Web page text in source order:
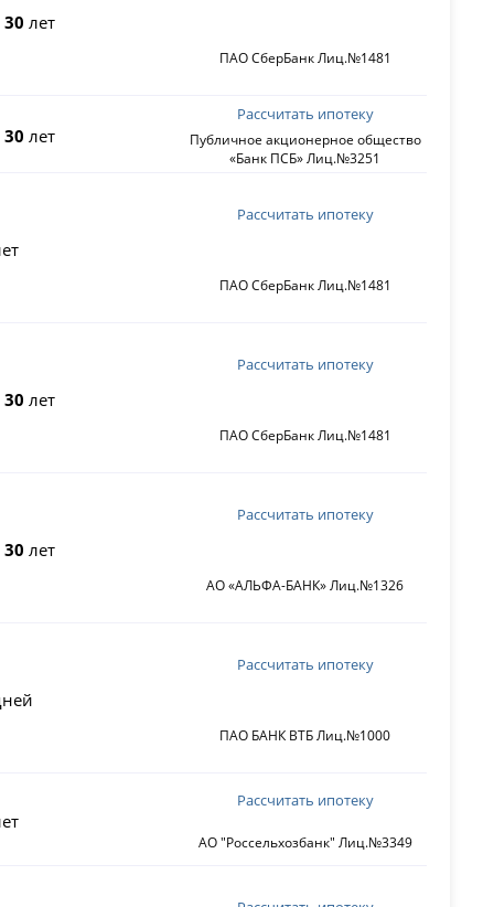
30 лет
ПАО СберБанк Лиц.№1481
30 лет
Публичное акционерное общество
«Банк ПСБ» Лиц.№3251
Рассчитать ипотеку
ПАО СберБанк Лиц.№1481
Рассчитать ипотеку
30 лет
ПАО СберБанк Лиц.№1481
Рассчитать ипотеку
30 лет
АО «АЛЬФА-БАНК» Лиц.№1326
Рассчитать ипотеку
ПАО БАНК ВТБ Лиц.№1000
Рассчитать ипотеку
АО "Россельхозбанк" Лиц.№3349
Рассчитать ипотеку